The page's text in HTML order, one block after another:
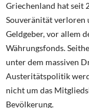
Griechenland hat seit
Souveränität verloren
Geldgeber, vor allem
Währungsfonds.
unter dem massiven
Austeritätspolitik
nicht um das
Bevölkerung.